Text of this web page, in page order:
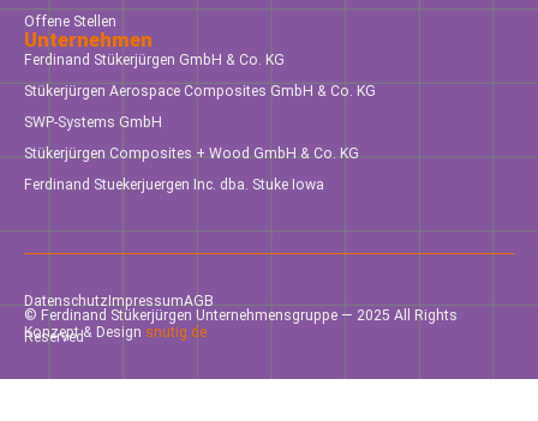
Offene Stellen
Unternehmen
Ferdinand Stükerjürgen GmbH & Co. KG
Stükerjürgen Aerospace Composites GmbH & Co. KG
SWP-Systems GmbH
Stükerjürgen Composites + Wood GmbH & Co. KG
Ferdinand Stuekerjuergen Inc. dba. Stuke Iowa
DatenschutzImpressumAGB
© Ferdinand Stükerjürgen Unternehmensgruppe — 2025 All Rights
Reserved
Konzept & Design snutig.de